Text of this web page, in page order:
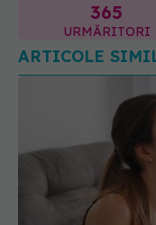
365
URMĂRITORI
ARTICOLE